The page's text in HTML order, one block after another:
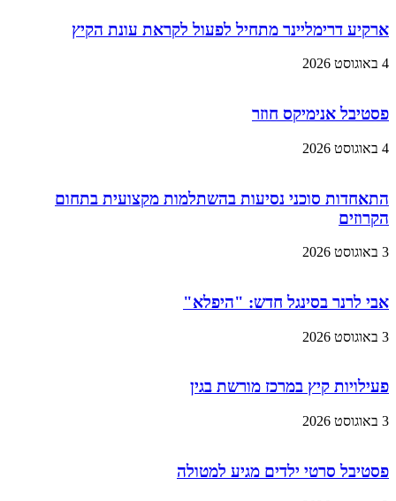
ארקיע דרימליינר מתחיל לפעול לקראת עונת הקיץ
4 באוגוסט 2026
פסטיבל אנימיקס חוזר
4 באוגוסט 2026
התאחדות סוכני נסיעות בהשתלמות מקצועית בתחום
הקרוזים
3 באוגוסט 2026
אבי לרנר בסינגל חדש: "היפלא"
3 באוגוסט 2026
פעילויות קיץ במרכז מורשת בגין
3 באוגוסט 2026
פסטיבל סרטי ילדים מגיע למטולה